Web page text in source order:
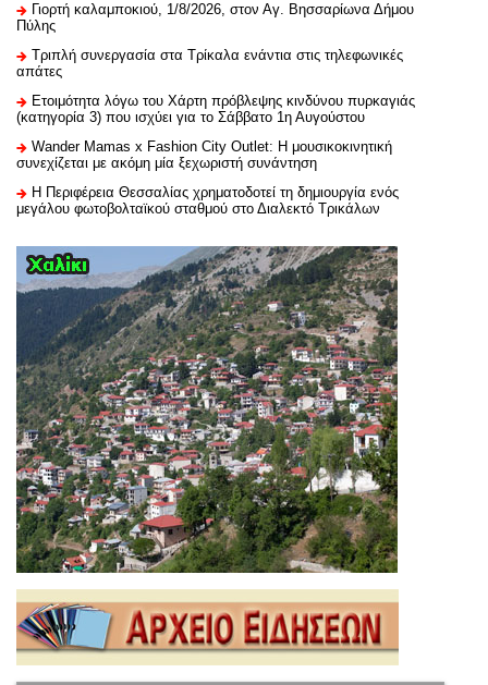
Γιορτή καλαμποκιού, 1/8/2026, στον Αγ. Βησσαρίωνα Δήμου
Πύλης
Τριπλή συνεργασία στα Τρίκαλα ενάντια στις τηλεφωνικές
απάτες
Ετοιμότητα λόγω του Χάρτη πρόβλεψης κινδύνου πυρκαγιάς
(κατηγορία 3) που ισχύει για το Σάββατο 1η Αυγούστου
Wander Mamas x Fashion City Outlet: Η μουσικοκινητική
συνεχίζεται με ακόμη μία ξεχωριστή συνάντηση
H Περιφέρεια Θεσσαλίας χρηματοδοτεί τη δημιουργία ενός
μεγάλου φωτοβολταϊκού σταθμού στο Διαλεκτό Τρικάλων